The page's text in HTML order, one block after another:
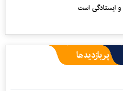
ایستادگی است
پربازدیدها